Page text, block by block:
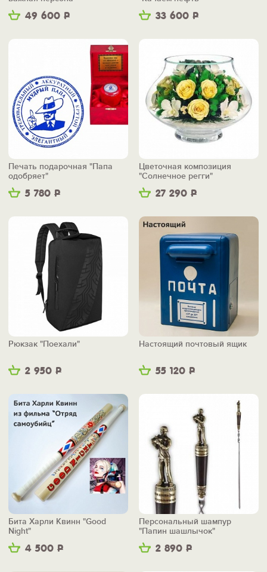
49 600 Р
33 600 Р
5 780 Р
Печать подарочная "Папа
одобряет"
27 290 Р
Цветочная композиция
"Солнечное регги"
2 950 Р
Рюкзак "Поехали"
55 120 Р
Настоящий почтовый ящик
4 500 Р
Бита Харли Квинн "Good
Night"
2 890 Р
Персональный шампур
"Папин шашлычок"